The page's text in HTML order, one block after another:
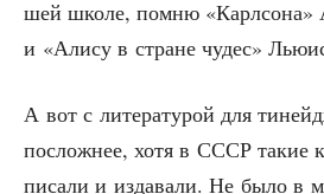
шей шко­ле, пом­ню «Карлсо­на»
и «Али­су в стране чудес»
А вот с лите­ра­ту­рой для
послож­нее, хотя в СССР такие
писа­ли и изда­ва­ли. Не было в